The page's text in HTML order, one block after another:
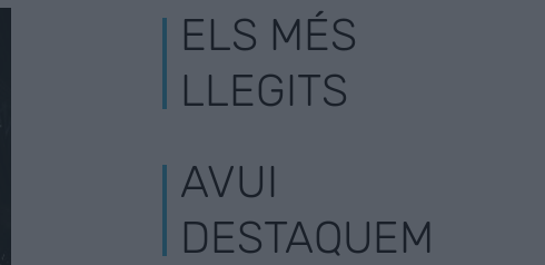
ELS MÉS
LLEGITS
AVUI
DESTAQUEM